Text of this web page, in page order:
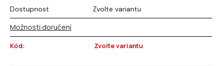
Dostupnost Zvolte variantu
Možnosti doručení
Kód: Zvolte variantu